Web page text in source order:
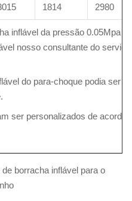
1814 2980
inflável da pressão 0.05Mpa
nosso consultante do
do para-choque podia ser
ser personalizados de acordo
borracha inflável para o